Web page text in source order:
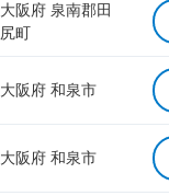
大阪府 泉南郡田
尻町
大阪府 和泉市
大阪府 和泉市